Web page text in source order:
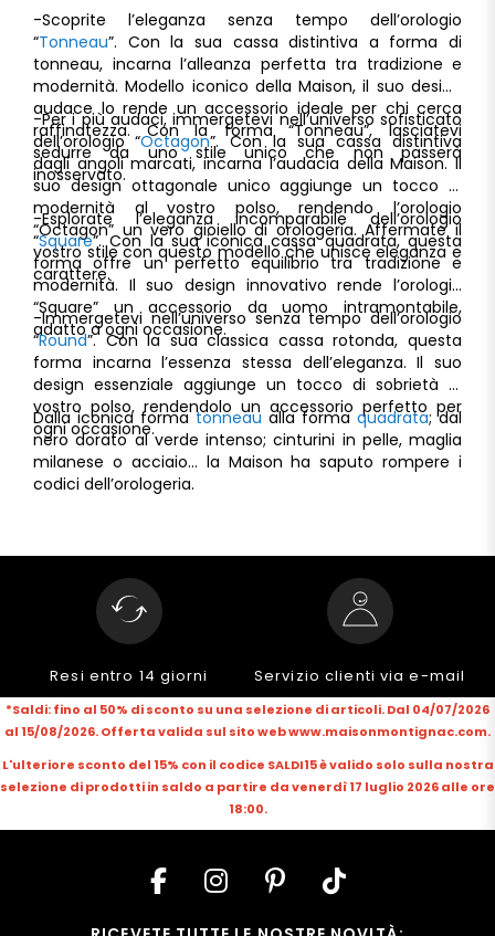
-Scoprite l’eleganza senza tempo dell’orologio
“Tonneau”. Con la sua cassa distintiva a forma di
tonneau, incarna l’alleanza perfetta tra tradizione e
modernità. Modello iconico della Maison, il suo design
audace lo rende un accessorio ideale per chi cerca
raffinatezza. Con la forma “Tonneau”, lasciatevi
sedurre da uno stile unico che non passerà
inosservato.
-Per i più audaci, immergetevi nell’universo sofisticato
dell’orologio “Octagon”. Con la sua cassa distintiva
dagli angoli marcati, incarna l’audacia della Maison. Il
suo design ottagonale unico aggiunge un tocco di
modernità al vostro polso, rendendo l’orologio
“Octagon” un vero gioiello di orologeria. Affermate il
vostro stile con questo modello che unisce eleganza e
carattere.
-Esplorate l’eleganza incomparabile dell’orologio
“Square”. Con la sua iconica cassa quadrata, questa
forma offre un perfetto equilibrio tra tradizione e
modernità. Il suo design innovativo rende l’orologio
“Square” un accessorio da uomo intramontabile,
adatto a ogni occasione.
-Immergetevi nell’universo senza tempo dell’orologio
“Round”. Con la sua classica cassa rotonda, questa
forma incarna l’essenza stessa dell’eleganza. Il suo
design essenziale aggiunge un tocco di sobrietà al
vostro polso, rendendolo un accessorio perfetto per
ogni occasione.
Dalla iconica forma tonneau alla forma quadrata; dal
nero dorato al verde intenso; cinturini in pelle, maglia
milanese o acciaio… la Maison ha saputo rompere i
codici dell’orologeria.
Resi entro 14 giorni Servizio clienti via e-mail
*Saldi: fino al 50% di sconto su una selezione di articoli. Dal 04/07/2026
al 15/08/2026. Offerta valida sul sito web www.maisonmontignac.com.
L'ulteriore sconto del 15% con il codice SALDI15 è valido solo sulla nostra
selezione di prodotti in saldo a partire da venerdì 17 luglio 2026 alle ore
18:00.